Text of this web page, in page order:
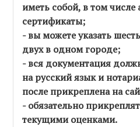
иметь собой, в том
сертификаты;
- вы можете указать
двух в одном городе;
- вся документация
на русский язык и
после прикреплена на
- обязательно
текущими оценками.